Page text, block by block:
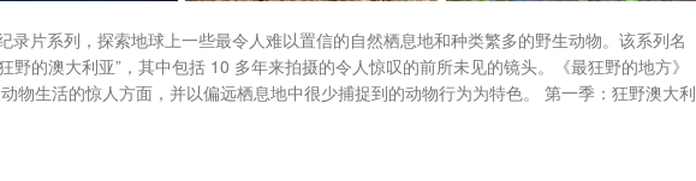
录片系列，探索地球上一些最令人难以置信的自然栖息地和种类繁多的野生动物。该系列名
野的澳大利亚”，其中包括 10 多年来拍摄的令人惊叹的前所未见的镜头。《最狂野的地方》
物生活的惊人方面，并以偏远栖息地中很少捕捉到的动物行为为特色。 第一季：狂野澳大利